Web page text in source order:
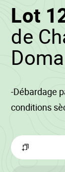
Lot
de
-Débardage
conditions